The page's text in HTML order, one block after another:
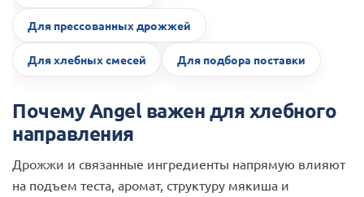
Для прессованных дрожжей
Для хлебных смесей Для подбора поставки
Почему Angel важен для хлебного
направления
Дрожжи и связанные ингредиенты напрямую влияют
на подъем теста, аромат, структуру мякиша и